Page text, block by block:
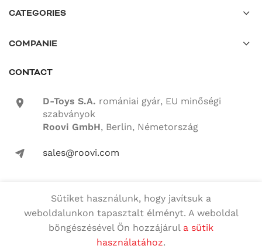
CATEGORIES
COMPANIE
CONTACT
location-icon D-Toys S.A. romániai gyár, EU minőségi
szabványok
Roovi GmbH, Berlin, Németország
mail-icon sales@roovi.com
Minden jog fenntartva
Sütiket használunk, hogy javítsuk a
weboldalunkon tapasztalt élményt. A weboldal
böngészésével Ön hozzájárul a sütik
használatához.
Magyar English